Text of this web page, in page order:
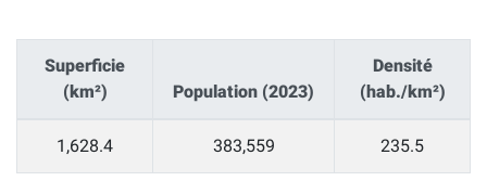
Superficie
(km²)
Population (2023)
Densité
(hab./km²)
1,628.4 383,559 235.5